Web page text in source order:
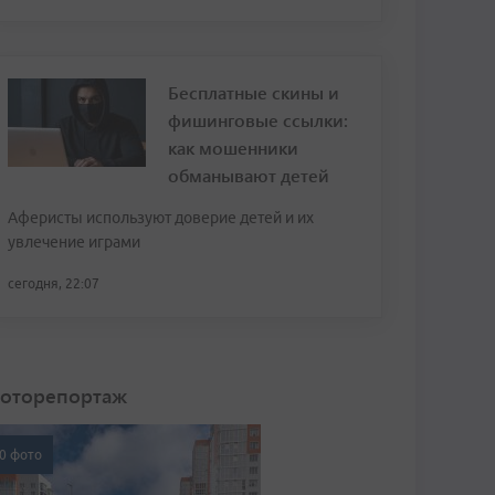
Бесплатные скины и
фишинговые ссылки:
как мошенники
обманывают детей
Аферисты используют доверие детей и их
увлечение играми
сегодня, 22:07
фото